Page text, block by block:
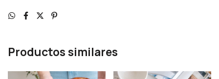
Productos similares